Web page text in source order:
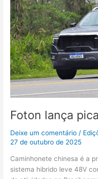
Foton lança
Deixe um comentário /
27 de outubro de 2025
Caminhonete chinesa é a
sistema hibrido leve 48V
Tunland
Híbrida